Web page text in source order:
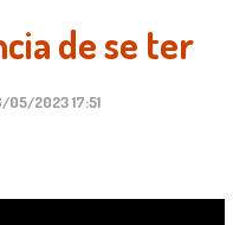
de se ter
05/2023 17:51